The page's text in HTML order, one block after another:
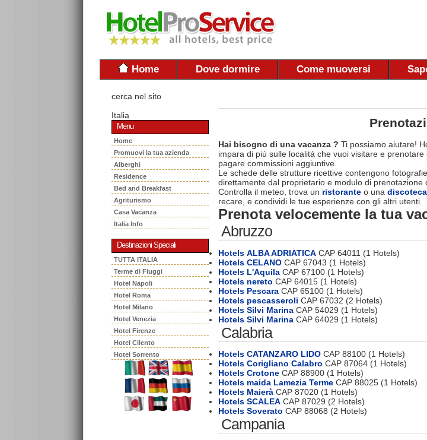
Home Dove dormire Come muoversi
cerca nel sito
Italia
Menu
Home
Promuovi la tua azienda
Alberghi
Residence
Bed and Breakfast
Agriturismo
Casa Vacanza
Italia Info
Destinazioni Speciali
TUTTA ITALIA
Terme di Fiuggi
Hotel Napoli
Hotel Roma
Hotel Milano
Hotel Venezia
Hotel Firenze
Hotel Cilento
Hotel Sorrento
Hai bisogno di una vacanza ? Ti possiamo aiutare!
impara di piú sulle localitá che vuoi visitare e prenotare
pagare commissioni aggiuntive.
Le schede delle strutture ricettive contengono
direttamente dal proprietario e modulo di prenotazione
Controlla il meteo, trova un ristorante o una discoteca
recare, e condividi le tue esperienze con gli altri utenti.
Prenota velocemente la tua
Abruzzo
Hotels ALBA ADRIATICA CAP 64011 (1 Hotels)
Hotels CELANO CAP 67043 (1 Hotels)
Hotels L'Aquila CAP 67100 (1 Hotels)
Hotels nereto CAP 64015 (1 Hotels)
Hotels Pescara CAP 65100 (1 Hotels)
Hotels pescasseroli CAP 67032 (2 Hotels)
Hotels Silvi Marina CAP 54029 (1 Hotels)
Hotels Silvi Marina CAP 64029 (1 Hotels)
Calabria
Hotels CATANZARO LIDO CAP 88100 (1 Hotels)
Hotels Corigliano Calabro CAP 87064 (1 Hotels)
Hotels Crotone CAP 88900 (1 Hotels)
Hotels maida Lamezia Terme CAP 88025 (1 Hotels)
Hotels Maierà CAP 87020 (1 Hotels)
Hotels SCALEA CAP 87029 (2 Hotels)
Hotels Soverato CAP 88068 (2 Hotels)
Campania